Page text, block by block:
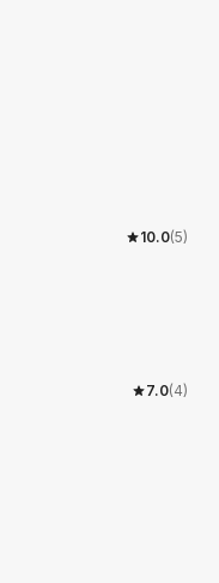
10.0(5)
7.0(4)